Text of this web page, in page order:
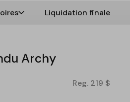
Liquidation finale
Archy
Reg. 219 $